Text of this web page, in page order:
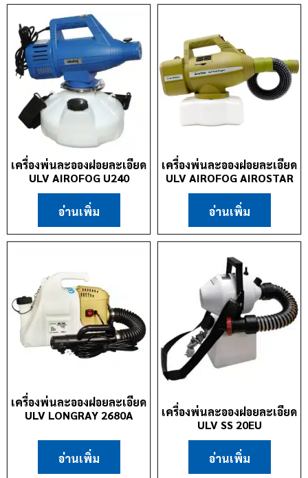
เครื่องพ่นละอองฝอยละเอียด
ULV AIROFOG U240
อ่านเพิ่ม
เครื่องพ่นละอองฝอยละเอียด
ULV AIROFOG AIROSTAR
อ่านเพิ่ม
เครื่องพ่นละอองฝอยละเอียด
ULV LONGRAY 2680A
อ่านเพิ่ม
เครื่องพ่นละอองฝอยละเอียด
ULV SS 20EU
อ่านเพิ่ม